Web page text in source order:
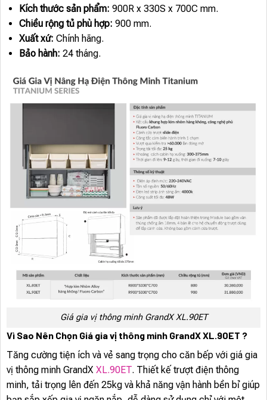
Kích thước sản phẩm: 900R x 330S x 700C mm.
Chiều rộng tủ phù hợp: 900 mm.
Xuất xứ: Chính hãng.
Bảo hành: 24 tháng.
Giá gia vị thông minh GrandX XL.90ET
Vì Sao Nên Chọn Giá gia vị thông minh GrandX XL.90ET ?
Tăng cường tiện ích và vẻ sang trọng cho căn bếp với giá gia
vị thông minh GrandX XL.90ET. Thiết kế trượt điện thông
minh, tải trọng lên đến 25kg và khả năng vận hành bền bỉ giúp